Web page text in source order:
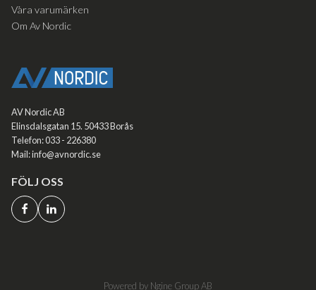
AV Nordic AB
Elinsdalsgatan 15. 50433 Borås
Telefon: 033 - 226380
Mail: info@avnordic.se
FÖLJ OSS
Våra varumärken
Om Av Nordic
Powered by Ngine Group AB